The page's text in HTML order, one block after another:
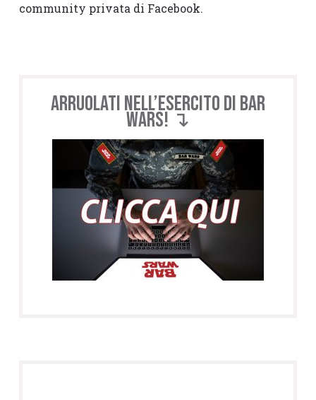
community privata di Facebook.
Arruolati nell’esercito di BAR
WARS! ↴